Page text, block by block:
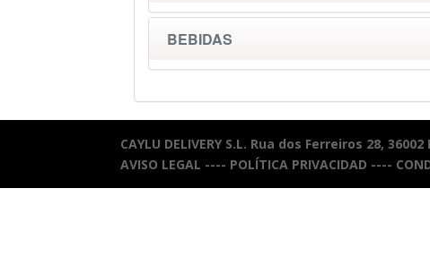
BEBIDAS
CAYLU DELIVERY S.L. Rua dos Ferreiros 28,
AVISO LEGAL ---- POLÍTICA PRIVACIDAD ----